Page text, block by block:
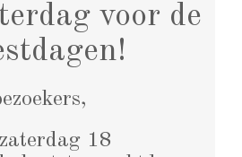
voor de
18